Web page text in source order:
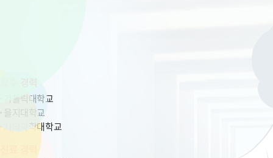
가톨릭대학교
을지대학교
차의과학대학교